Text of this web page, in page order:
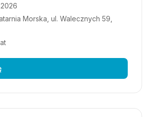
Morska, ul. Walecznych 59,